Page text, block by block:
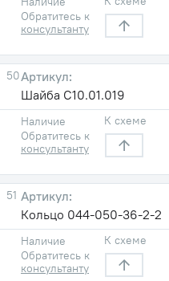
Обратитесь к
консультанту
50
Шайба С10.01.019
Наличие
Обратитесь к
консультанту
К схеме
51
Кольцо 044-050-36-2-2
Наличие
Обратитесь к
консультанту
К схеме